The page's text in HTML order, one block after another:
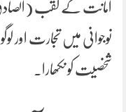
امانت کے لقب (الصادق،
نوجوانی میں تجارت
شخصیت کو نکھارا۔